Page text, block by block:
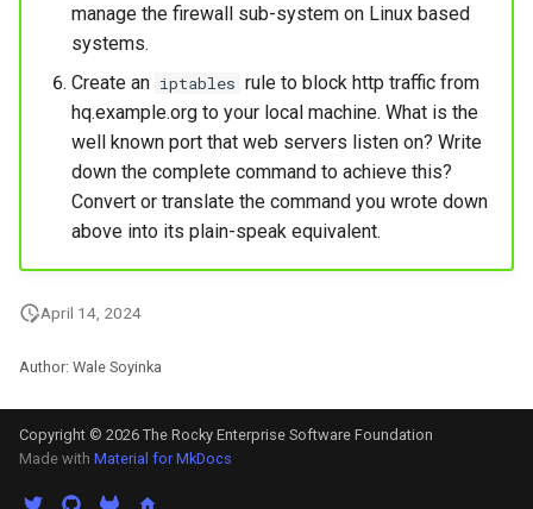
manage the firewall sub-system on Linux based
systems.
Create an iptables rule to block http traffic from
hq.example.org to your local machine. What is the
well known port that web servers listen on? Write
down the complete command to achieve this?
Convert or translate the command you wrote down
above into its plain-speak equivalent.
April 14, 2024
Author: Wale Soyinka
Copyright © 2026 The Rocky Enterprise Software Foundation
Made with Material for MkDocs